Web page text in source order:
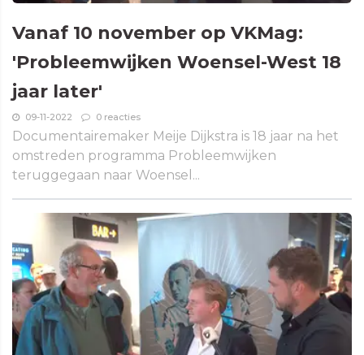
Vanaf 10 november op VKMag:
'Probleemwijken Woensel-West 18
jaar later'
09-11-2022 0 reacties
Documentairemaker Meije Dijkstra is 18 jaar na het
omstreden programma Probleemwijken
teruggegaan naar Woensel...